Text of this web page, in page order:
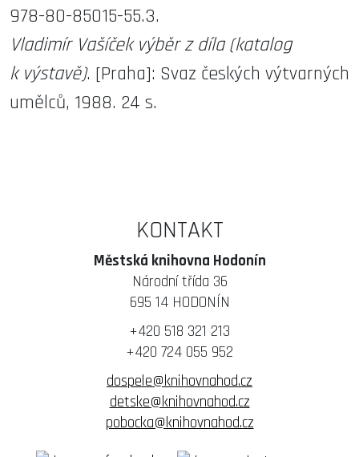
978-80-85015-55.3.
Vladimír Vašíček výběr z díla (katalog
k výstavě). [Praha]: Svaz českých výtvarných
umělců, 1988. 24 s.
KONTAKT
Městská knihovna Hodonín
Národní třída 36
695 14 HODONÍN
+420 518 321 213
+420 724 055 952
dospele@knihovnahod.cz
detske@knihovnahod.cz
pobocka@knihovnahod.cz